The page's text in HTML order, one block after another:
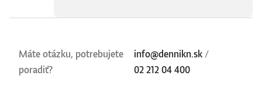
Máte otázku, potrebujete
poradiť?
info@dennikn.sk /
02 212 04 400